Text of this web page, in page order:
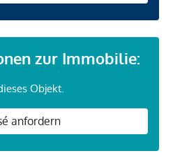
zur Immobilie:
Objekt.
anfordern